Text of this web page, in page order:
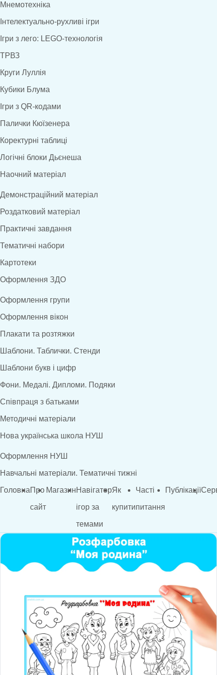
Мнемотехніка
Інтелектуально-рухливі ігри
Ігри з лего: LEGO-технологія
ТРВЗ
Круги Луллія
Кубики Блума
Ігри з QR-кодами
Палички Кюїзенера
Коректурні таблиці
Логічні блоки Дьєнеша
Наочний матеріал
Демонстраційний матеріал
Роздатковий матеріал
Практичні завдання
Тематичні набори
Картотеки
Оформлення ЗДО
Оформлення групи
Оформлення вікон
Плакати та розтяжки
Шаблони. Таблички. Стенди
Шаблони букв і цифр
Фони. Медалі. Дипломи. Подяки
Співпраця з батьками
Методичні матеріали
Нова українська школа НУШ
Оформлення НУШ
Навчальні матеріали. Тематичні тижні
ГоловнаПро
сайт
МагазинНавігатор
ігор за
темами
Як
купити
Часті
питання
Публікації